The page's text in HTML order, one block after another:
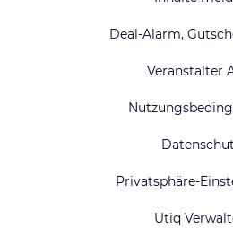
Deal-Alarm,
Veranstalter
Privatsphäre-
Utiq